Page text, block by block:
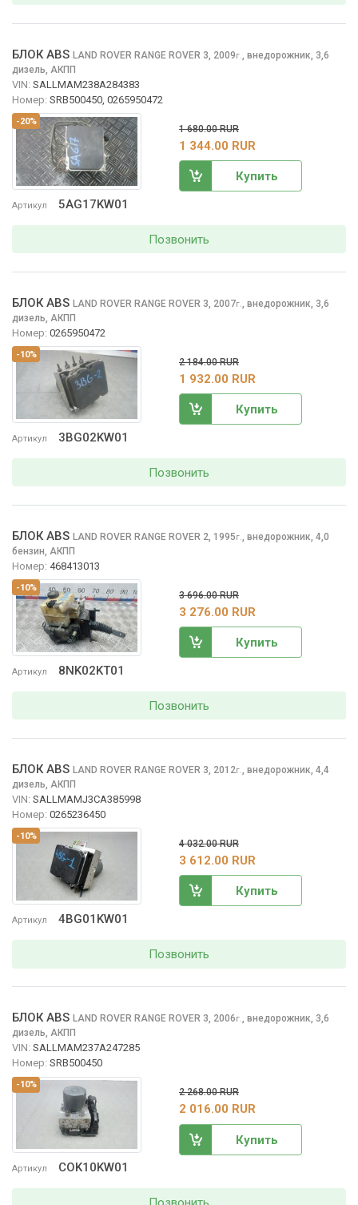
-20%
Артикул 5AG17KW01
БЛОК ABS LAND ROVER RANGE ROVER 3, 2009г. внедорожник, 3,6
дизель, АКПП
VIN: SALLMAM238A284383
Номер: SRB500450, 0265950472
1 680.00 RUR
1 344.00 RUR
Купить
Позвонить
-10%
Артикул 3BG02KW01
БЛОК ABS LAND ROVER RANGE ROVER 3, 2007г., внедорожник, 3,6
дизель, АКПП
Номер: 0265950472
2 184.00 RUR
1 932.00 RUR
Купить
Позвонить
-10%
Артикул 8NK02KT01
БЛОК ABS LAND ROVER RANGE ROVER 2, 1995г., внедорожник, 4,0
бензин, АКПП
Номер: 468413013
3 696.00 RUR
3 276.00 RUR
Купить
Позвонить
-10%
Артикул 4BG01KW01
БЛОК ABS LAND ROVER RANGE ROVER 3, 2012г., внедорожник, 4,4
дизель, АКПП
VIN: SALLMAMJ3CA385998
Номер: 0265236450
4 032.00 RUR
3 612.00 RUR
Купить
Позвонить
-10%
Артикул COK10KW01
БЛОК ABS LAND ROVER RANGE ROVER 3, 2006г., внедорожник, 3,6
дизель, АКПП
VIN: SALLMAM237A247285
Номер: SRB500450
2 268.00 RUR
2 016.00 RUR
Купить